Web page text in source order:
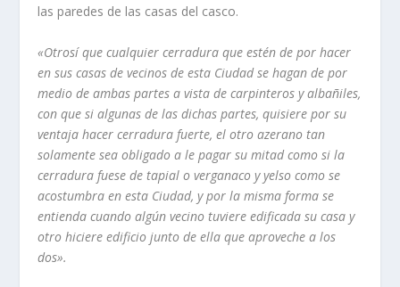
las paredes de las casas del casco.
«Otrosí­ que cualquier cerradura que estén de por hacer
en sus casas devecinos de esta Ciudad se hagan de por
medio de ambas partes a vista decarpinteros y albañiles,
con que si algunas de las dichas partes, quisiere porsu
ventaja hacer cerradura fuerte, el otro azerano tan
solamente sea obligadoa le pagar su mitad como si la
cerradura fuese de tapial o verganaco y yelsocomo se
acostumbra en esta Ciudad, y por la misma forma se
entienda cuando algún vecino tuviere edificada su casa y
otro hiciere edificio junto de ella queaproveche a los
dos».